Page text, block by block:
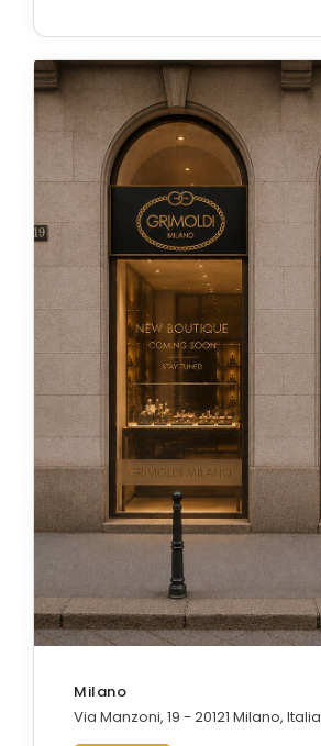
Milano
Via Manzoni, 19 - 20121 Milano, Italia